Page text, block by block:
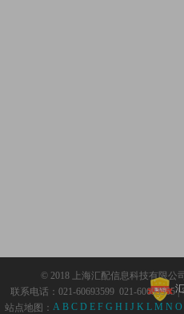
© 2018 上海汇配信息科技有限公
联系电话：021-60693599 021-60693555
站点地图： A B C D E F G H I J K L M N O